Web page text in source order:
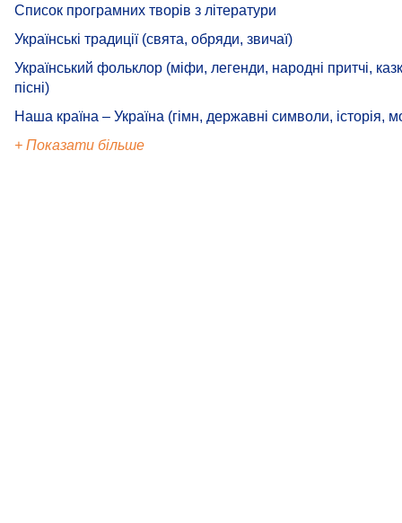
Список програмних творів з літератури
Українські традиції (свята, обряди, звичаї)
Український фольклор (міфи, легенди, народні притчі,
пісні)
Наша країна – Україна (гімн, державні символи, історія,
+ Показати більше